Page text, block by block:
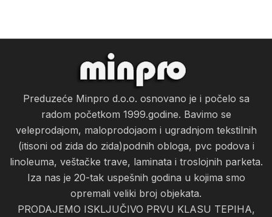
Preduzeće Minpro d.o.o. osnovano je i počelo sa
radom početkom 1999.godine. Bavimo se
veleprodajom, maloprodojaom i ugradnjom tekstilnih
(itisoni od zida do zida)podnih obloga, pvc podova i
linoleuma, veštačke trave, laminata i troslojnih parketa.
Iza nas je 20-tak uspešnih godina u kojima smo
opremali veliki broj objekata.
PRODAJEMO ISKLJUČIVO PRVU KLASU TEPIHA,